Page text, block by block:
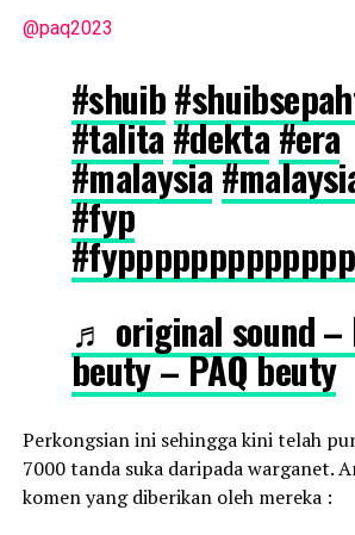
@paq2023
#shuib
#talita#dekta#era
#malaysia
#fyp
♬ original sound –
beuty – PAQ beuty
Perkongsian ini sehingga kini telah
7000 tanda suka daripada warganet.
komen yang diberikan oleh mereka :